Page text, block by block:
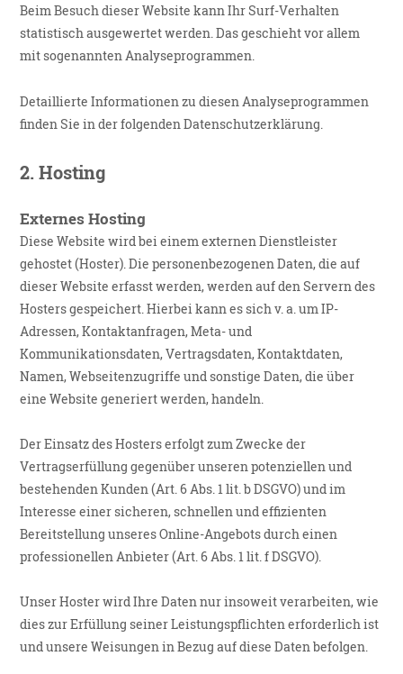
Beim Besuch dieser Website kann Ihr Surf-Verhalten
statistisch ausgewertet werden. Das geschieht vor allem
mit sogenannten Analyseprogrammen.
Detaillierte Informationen zu diesen Analyseprogrammen
finden Sie in der folgenden Datenschutzerklärung.
2.Hosting
Externes Hosting
Diese Website wird bei einem externen Dienstleister
gehostet (Hoster). Die personenbezogenen Daten, die auf
dieser Website erfasst werden, werden auf den Servern des
Hosters gespeichert. Hierbei kann es sich v. a. um IP-
Adressen, Kontaktanfragen, Meta- und
Kommunikationsdaten, Vertragsdaten, Kontaktdaten,
Namen, Webseitenzugriffe und sonstige Daten, die über
eine Website generiert werden, handeln.
Der Einsatz des Hosters erfolgt zum Zwecke der
Vertragserfüllung gegenüber unseren potenziellen und
bestehenden Kunden (Art. 6 Abs. 1 lit. b DSGVO) und im
Interesse einer sicheren, schnellen und effizienten
Bereitstellung unseres Online-Angebots durch einen
professionellen Anbieter (Art. 6 Abs. 1 lit. f DSGVO).
Unser Hoster wird Ihre Daten nur insoweit verarbeiten, wie
dies zur Erfüllung seiner Leistungspflichten erforderlich ist
und unsere Weisungen in Bezug auf diese Daten befolgen.